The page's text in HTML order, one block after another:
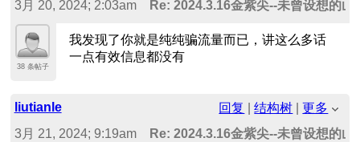
3月 20, 2024; 2:03am
Re: 2024.3.16金紫尖--未曾设想的山
38 条帖子
我发现了你就是纯纯骗流量而已，讲这么多话
一点有效信息都没有
liutianle 回复 |结构树 |更多
3月 21, 2024; 9:19am
Re: 2024.3.16金紫尖--未曾设想的山